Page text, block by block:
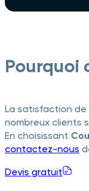
Pourquoi
La satisfaction de
nombreux clients
En choisissant
contactez-nous
Devis gratuit